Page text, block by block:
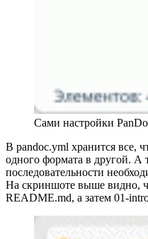
Сами настройки
В pandoc.yml хранится все,
одного формата в другой. А
последовательности
На скриншоте выше видно,
README.md, а затем 01-